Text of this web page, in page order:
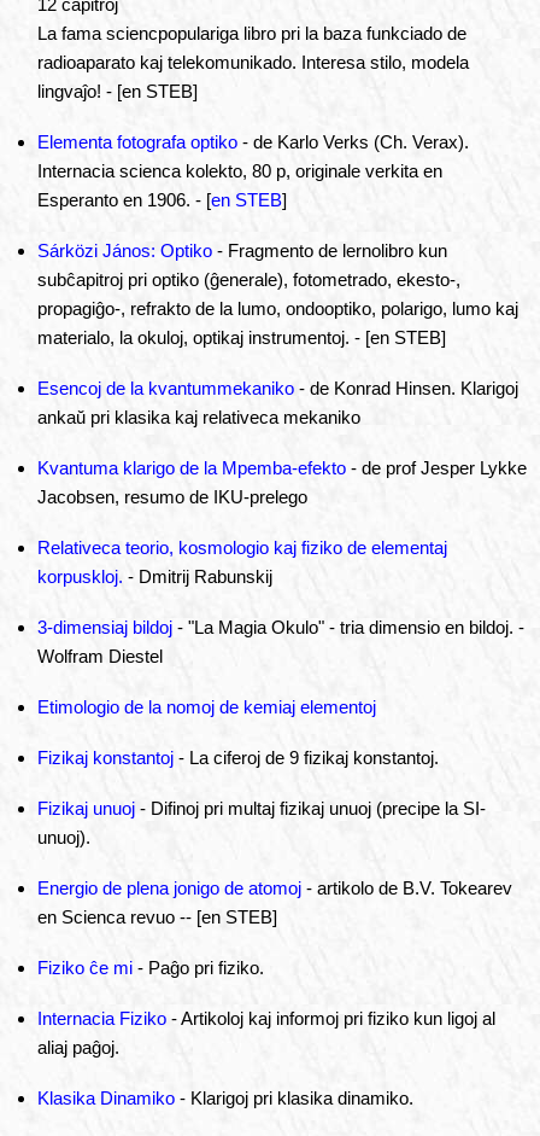
12 ĉapitroj
La fama sciencpopulariga libro pri la baza funkciado de
radioaparato kaj telekomunikado. Interesa stilo, modela
lingvaĵo! - [en STEB]
Elementa fotografa optiko - de Karlo Verks (Ch. Verax).
Internacia scienca kolekto, 80 p, originale verkita en
Esperanto en 1906. - [en STEB]
Sárközi János: Optiko - Fragmento de lernolibro kun
subĉapitroj pri optiko (ĝenerale), fotometrado, ekesto-,
propagiĝo-, refrakto de la lumo, ondooptiko, polarigo, lumo kaj
materialo, la okuloj, optikaj instrumentoj. - [en STEB]
Esencoj de la kvantummekaniko - de Konrad Hinsen. Klarigoj
ankaŭ pri klasika kaj relativeca mekaniko
Kvantuma klarigo de la Mpemba-efekto - de prof Jesper Lykke
Jacobsen, resumo de IKU-prelego
Relativeca teorio, kosmologio kaj fiziko de elementaj
korpuskloj. - Dmitrij Rabunskij
3-dimensiaj bildoj - "La Magia Okulo" - tria dimensio en bildoj. -
Wolfram Diestel
Etimologio de la nomoj de kemiaj elementoj
Fizikaj konstantoj - La ciferoj de 9 fizikaj konstantoj.
Fizikaj unuoj - Difinoj pri multaj fizikaj unuoj (precipe la SI-
unuoj).
Energio de plena jonigo de atomoj - artikolo de B.V. Tokearev
en Scienca revuo -- [en STEB]
Fiziko ĉe mi - Paĝo pri fiziko.
Internacia Fiziko - Artikoloj kaj informoj pri fiziko kun ligoj al
aliaj paĝoj.
Klasika Dinamiko - Klarigoj pri klasika dinamiko.